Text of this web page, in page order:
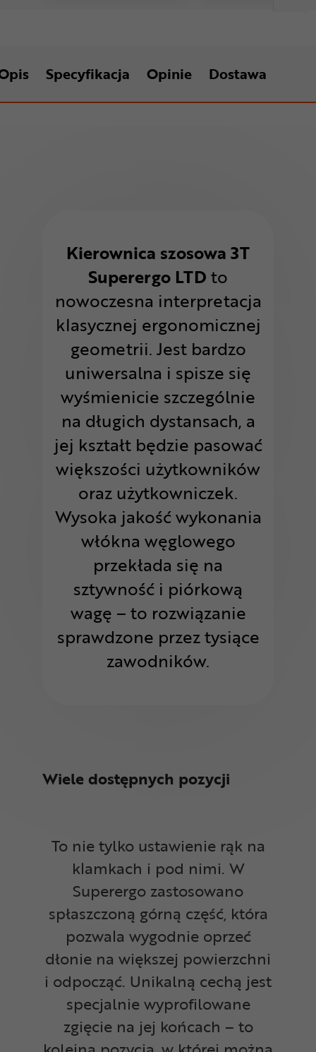
Specyfikacja Opinie Dostawa
Kierownica szosowa 3T
Superergo LTD to
nowoczesna interpretacja
klasycznej ergonomicznej
geometrii. Jest bardzo
uniwersalna i spisze się
wyśmienicie szczególnie
na długich dystansach, a
jej kształt będzie pasować
większości użytkowników
oraz użytkowniczek.
Wysoka jakość wykonania
włókna węglowego
przekłada się na
sztywność i piórkową
wagę – to rozwiązanie
sprawdzone przez tysiące
zawodników.
Wiele dostępnych pozycji
To nie tylko ustawienie rąk na
klamkach i pod nimi. W
Superergo zastosowano
spłaszczoną górną część, która
pozwala wygodnie oprzeć
dłonie na większej powierzchni
i odpocząć. Unikalną cechą jest
specjalnie wyprofilowane
zgięcie na jej końcach – to